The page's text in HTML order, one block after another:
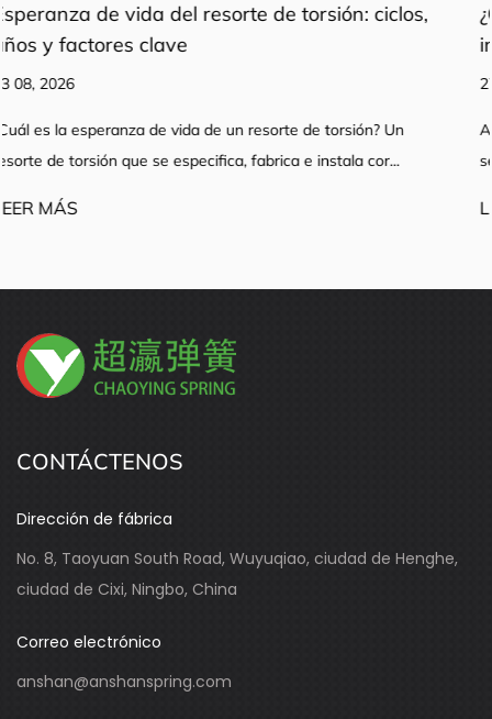
ciclos,
Un
¿Qué es un resorte de extensión de
inoxidable y cómo funciona?
A Resortes de extensión de acero inoxidable El
se selecciona basándose únicamente en el diámetr...
CONTÁCTENOS
Dirección de fábrica
No. 8, Taoyuan South Road, Wuyuqiao, ciudad de Henghe,
ciudad de Cixi, Ningbo, China
Correo electrónico
anshan@anshanspring.com